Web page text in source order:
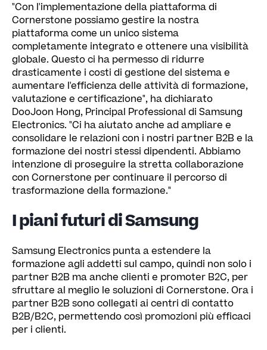
"Con l'implementazione della piattaforma di
Cornerstone possiamo gestire la nostra
piattaforma come un unico sistema
completamente integrato e ottenere una visibilità
globale. Questo ci ha permesso di ridurre
drasticamente i costi di gestione del sistema e
aumentare l'efficienza delle attività di formazione,
valutazione e certificazione", ha dichiarato
DooJoon Hong, Principal Professional di Samsung
Electronics. "Ci ha aiutato anche ad ampliare e
consolidare le relazioni con i nostri partner B2B e la
formazione dei nostri stessi dipendenti. Abbiamo
intenzione di proseguire la stretta collaborazione
con Cornerstone per continuare il percorso di
trasformazione della formazione."
I piani futuri di Samsung
Samsung Electronics punta a estendere la
formazione agli addetti sul campo, quindi non solo i
partner B2B ma anche clienti e promoter B2C, per
sfruttare al meglio le soluzioni di Cornerstone. Ora i
partner B2B sono collegati ai centri di contatto
B2B/B2C, permettendo così promozioni più efficaci
per i clienti.